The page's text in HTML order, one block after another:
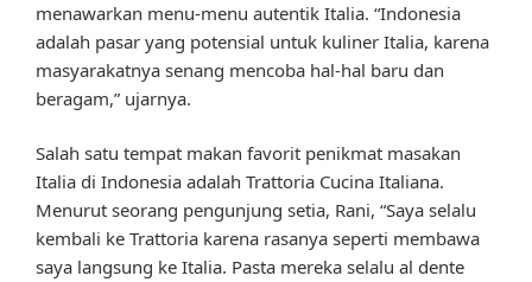
menawarkan menu-menu autentik Italia. “Indonesia
adalah pasar yang potensial untuk kuliner Italia, karena
masyarakatnya senang mencoba hal-hal baru dan
beragam,” ujarnya.
Salah satu tempat makan favorit penikmat masakan
Italia di Indonesia adalah Trattoria Cucina Italiana.
Menurut seorang pengunjung setia, Rani, “Saya selalu
kembali ke Trattoria karena rasanya seperti membawa
saya langsung ke Italia. Pasta mereka selalu al dente